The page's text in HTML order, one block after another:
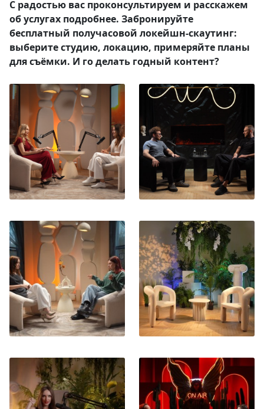
С радостью вас проконсультируем и расскажем
об услугах подробнее. Забронируйте
бесплатный получасовой локейшн-скаутинг:
выберите студию, локацию, примеряйте планы
для съёмки. И го делать годный контент?